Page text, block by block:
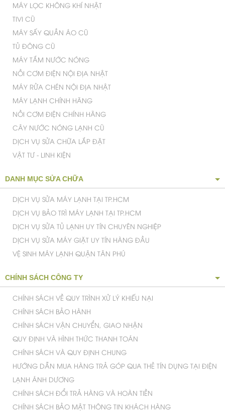
MÁY RỬA CHÉN NỘI ĐỊA NHẬT
MÁY LẠNH CHÍNH HÃNG
NỒI CƠM ĐIỆN CHÍNH HÃNG
CÂY NƯỚC NÓNG LẠNH CŨ
DỊCH VỤ SỬA CHỮA LẮP ĐẶT
VẬT TƯ - LINH KIỆN
DANH MỤC SỬA CHỮA
VỆ SINH MÁY LẠNH QUẬN TÂN PHÚ
CHÍNH SÁCH CÔNG TY
CHÍNH SÁCH VÀ QUY ĐỊNH CHUNG
HƯỚNG DẪN MUA HÀNG TRẢ GÓP QUA THẺ TÍN DỤNG TẠI ĐIỆN
LẠNH ÁNH DƯƠNG
CHÍNH SÁCH ĐỔI TRẢ HÀNG VÀ HOÀN TIỀN
CHÍNH SÁCH BẢO MẬT THÔNG TIN KHÁCH HÀNG
Côngty TNHH Điện Lạnh Ánh Dương
Giám Đốc : Trịnh Văn Tuyến
Cấp Ngày : 23/03/2013